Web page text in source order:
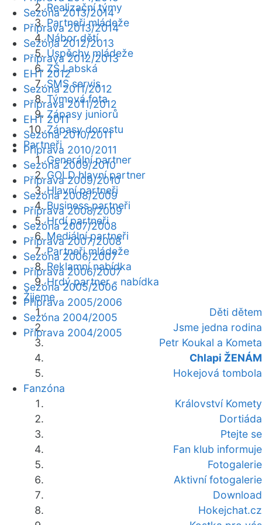
Realizační týmy
Partneři mládeže
Nábor dětí
Úspěchy mládeže
ZŠ Labská
SMS servis
Týmová fota
Zápasy juniorů
Zápasy dorostu
Partneři
Generální partner
GOLD hlavní partner
Hlavní partneři
Business partneři
Hrdí partneři
Mediální partneři
Partneři mládeže
Reklamní nabídka
Hrdý partner - nabídka
Žijeme
Děti dětem
Jsme jedna rodina
Petr Koukal a Kometa
Chlapi ŽENÁM
Hokejová tombola
Fanzóna
Království Komety
Dortiáda
Ptejte se
Fan klub informuje
Fotogalerie
Aktivní fotogalerie
Download
Hokejchat.cz
Sezóna 2013/2014
Příprava 2013/2014
Sezóna 2012/2013
Příprava 2012/2013
EHT 2012
Sezóna 2011/2012
Příprava 2011/2012
EHT 2011
Sezóna 2010/2011
Příprava 2010/2011
Sezóna 2009/2010
Příprava 2009/2010
Sezóna 2008/2009
Příprava 2008/2009
Sezóna 2007/2008
Příprava 2007/2008
Sezóna 2006/2007
Příprava 2006/2007
Sezóna 2005/2006
Příprava 2005/2006
Sezóna 2004/2005
Příprava 2004/2005